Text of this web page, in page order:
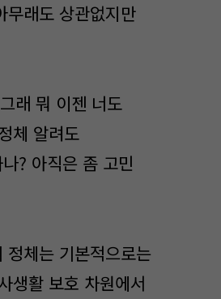
무래도 상관없지만
래 뭐 이젠 너도
체 알려도
? 아직은 좀 고민
정체는 기본적으로는
생활 보호 차원에서